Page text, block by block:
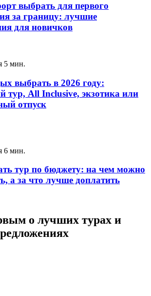
выбрать для первого
за границу: лучшие
для новичков
5 мин.
выбрать в 2026 году:
тур, All Inclusive, экзотика или
отпуск
6 мин.
тур по бюджету: на чем можно
а за что лучше доплатить
о лучших турах и